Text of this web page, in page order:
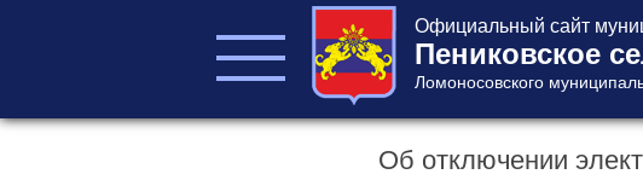
Официальный сайт
Пениковское
Ломоносовского
Об отключении